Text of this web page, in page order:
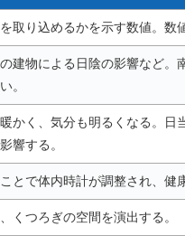
取り込めるかを示す数値。数
建物による日陰の影響など
。
かく、気分も明るくなる。日
響する。
とで体内時計が調整され、健
くつろぎの空間を演出する。